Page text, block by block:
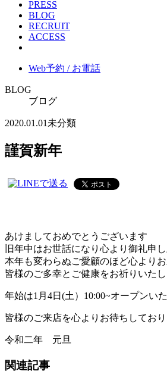
PRESS
BLOG
RECRUIT
ACCESS
Web予約 / お電話
BLOG
ブログ
2020.01.01 未分類
謹賀新年
あけましておめでとうございます
旧年中はお世話になり心より御礼申
本年も変わらぬご愛顧のほど心より
皆様のご多幸とご健康をお祈りいた
年始は1月4日(土）10:00~オープンい
皆様のご来店を心よりお待ちしてお
令和二年 元旦
関連記事